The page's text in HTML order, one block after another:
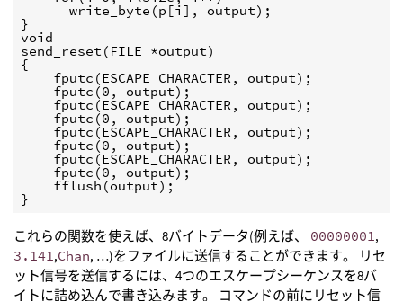
      write_byte(p[i], output);
}
void
send_reset(FILE *output)
{
    fputc(ESCAPE_CHARACTER, output);
    fputc(0, output);
    fputc(ESCAPE_CHARACTER, output);
    fputc(0, output);
    fputc(ESCAPE_CHARACTER, output);
    fputc(0, output);
    fputc(ESCAPE_CHARACTER, output);
    fputc(0, output);
    fflush(output);
}
これらの関数を使えば、8バイトデータ(例えば、 00000001 ,
3.141 ,Chan, …)をファイルに送信することができます。 リセ
ット信号を送信するには、4つのエスケープシーケンスを8バ
イトに詰め込んで書き込みます。 コマンドの前にリセット信